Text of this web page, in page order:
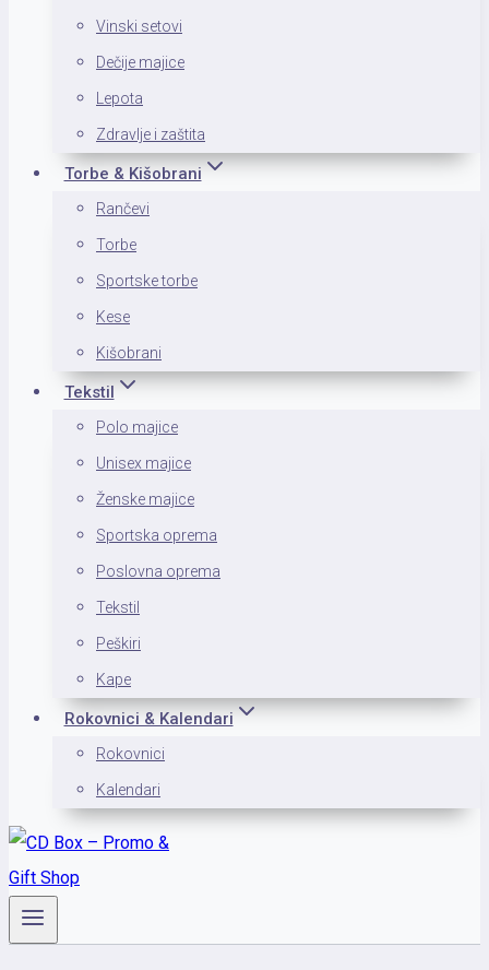
Vinski setovi
Dečije majice
Lepota
Zdravlje i zaštita
Torbe & Kišobrani
Rančevi
Torbe
Sportske torbe
Kese
Kišobrani
Tekstil
Polo majice
Unisex majice
Ženske majice
Sportska oprema
Poslovna oprema
Tekstil
Peškiri
Kape
Rokovnici & Kalendari
Rokovnici
Kalendari